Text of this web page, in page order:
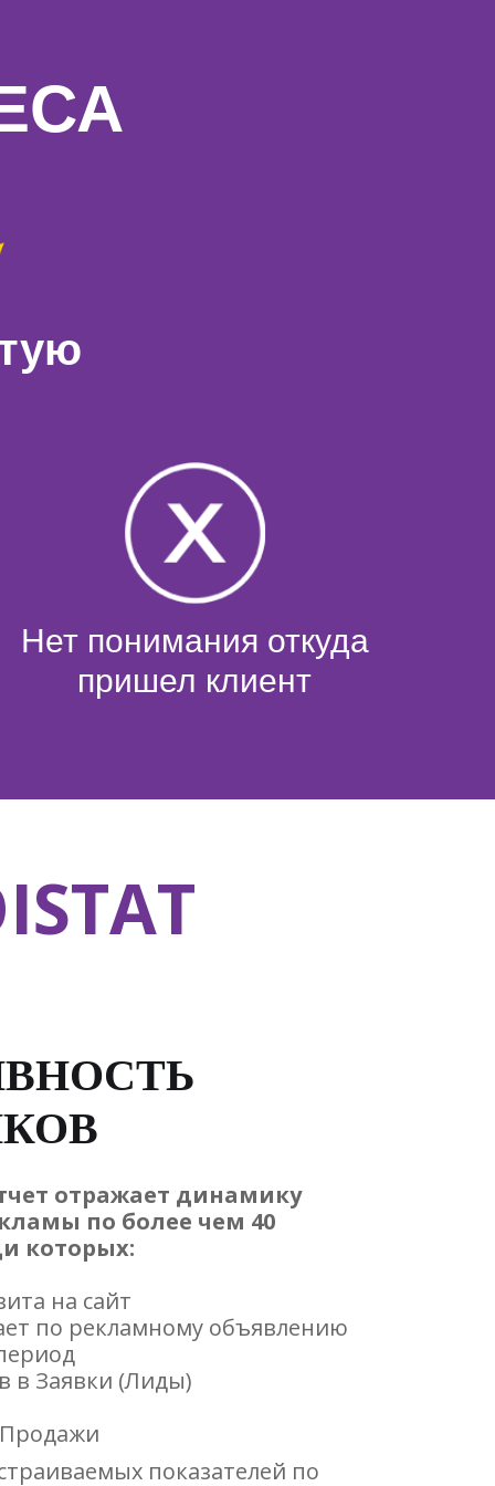
Нет понимания откуда
пришел клиент
отражает динамику
по более чем 40
которых:
на сайт
по рекламному объявлению
в Заявки (Лиды)
показателей по